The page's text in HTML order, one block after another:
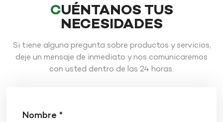
CUÉNTANOS TUS
NECESIDADES
Si tiene alguna pregunta sobre productos y servicios,
deje un mensaje de inmediato y nos comunicaremos
con usted dentro de las 24 horas.
Nombre *